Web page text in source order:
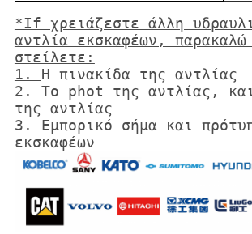
*If χρειάζεστε άλλη
αντλία εκσκαφέων, παρακαλώ
στείλετε:
1. Η πινακίδα της αντλίας
2. Το phot της αντλίας,
της αντλίας
3. Εμπορικό σήμα και
εκσκαφέων